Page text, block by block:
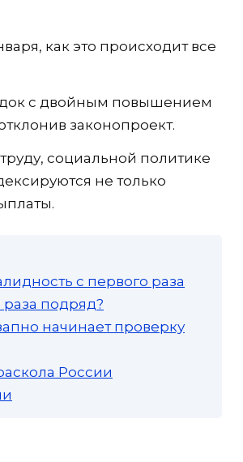
как это происходит все
с двойным повышением
законопроект.
социальной политике
не только
с первого раза
раза подряд?
начинает проверку
России